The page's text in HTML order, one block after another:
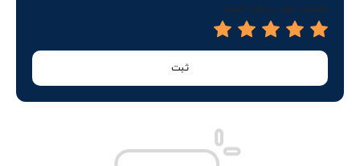
امتیاز خود را وارد کنید
ثبت